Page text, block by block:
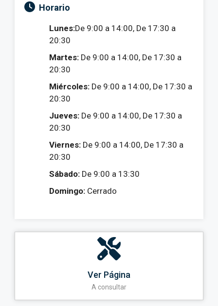
Horario
Lunes:De 9:00 a 14:00, De 17:30 a
20:30
Martes: De 9:00 a 14:00, De 17:30 a
20:30
Miércoles: De 9:00 a 14:00, De 17:30 a
20:30
Jueves: De 9:00 a 14:00, De 17:30 a
20:30
Viernes: De 9:00 a 14:00, De 17:30 a
20:30
Sábado: De 9:00 a 13:30
Domingo: Cerrado
Ver Página
A consultar